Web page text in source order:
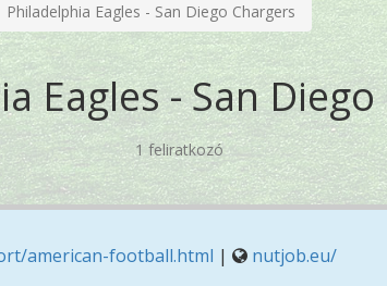
Philadelphia Eagles - San Diego Chargers
Eagles - San
1 feliratkozó
american-football.html |
nutjob.eu/